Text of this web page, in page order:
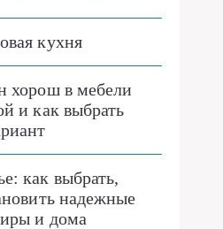
кухня
хорош в мебели
и как выбрать
как выбрать,
надежные
и дома